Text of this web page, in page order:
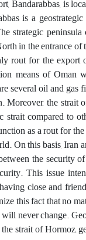
Bandarabbas, is
is a
strategic
in the entrance of
rout for the export
means of Oman
several oil and gas
Moreover, the strait
strait compared to
as a rout for
On this basis, Iran
the security
This issue
close and
this fact that no
never change.
strait of Hormoz,